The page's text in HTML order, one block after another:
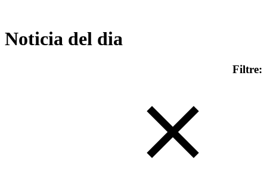
Noticia del dia
Filtre: